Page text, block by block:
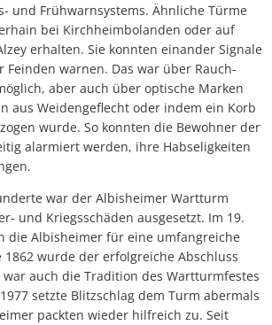
und Frühwarnsystems. Ähnliche Türme
bei Kirchheimbolanden oder auf
erhalten. Sie konnten einander Signale
warnen. Das war über Rauch-
aber auch über optische Marken
aus Weidengeflecht oder indem ein Korb
wurde. So konnten die Bewohner der
alarmiert werden, ihre Habseligkeiten
war der Albisheimer Wartturm
und Kriegsschäden ausgesetzt. Im 19.
die Albisheimer für eine umfangreiche
1862 wurde der erfolgreiche Abschluss
auch die Tradition des Wartturmfestes
setzte Blitzschlag dem Turm abermals
packten wieder hilfreich zu. Seit